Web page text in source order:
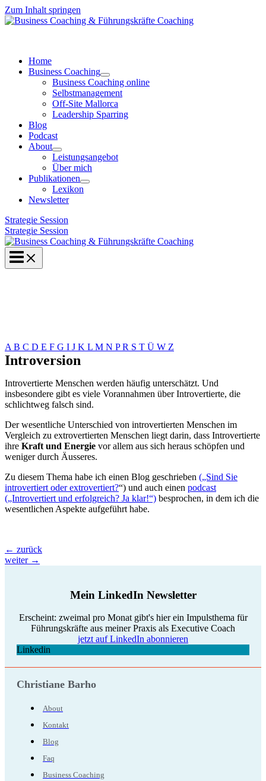
Zum Inhalt springen
Home
Business Coaching
Business Coaching online
Selbstmanagement
Off-Site Mallorca
Leadership Sparring
Blog
Podcast
About
Leistungsangebot
Über mich
Publikationen
Lexikon
Newsletter
Strategie Session
Strategie Session
A B C D E F G I J K L M N PR S T Ü W Z
Introversion
Introvertierte Menschen werden häufig unterschätzt. Und
insbesondere gibt es viele Vorannahmen über Introvertierte, die
schlichtweg falsch sind.
Der wesentliche Unterschied von introvertierten Menschen im
Vergleich zu extrovertierten Menschen liegt darin, dass Introvertierte
ihre Kraft und Energie vor allem aus sich heraus schöpfen und
weniger durch Äusseres.
Zu diesem Thema habe ich einen Blog geschrieben („Sind Sie
introvertiert oder extrovertiert?“) und auch einen podcast
(„Introvertiert und erfolgreich? Ja klar!“) besprochen, in dem ich die
wesentlichen Aspekte aufgeführt habe.
← zurück
weiter →
Mein LinkedIn Newsletter
Erscheint: zweimal pro Monat gibt's hier ein Impulsthema für
Führungskräfte aus meiner Praxis als Executive Coach
jetzt auf LinkedIn abonnieren
Linkedin
Christiane Barho
About
Kontakt
Blog
Faq
Business Coaching